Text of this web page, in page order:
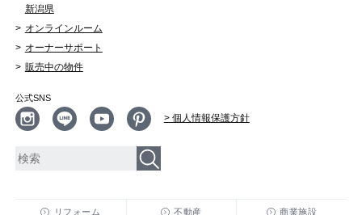
新潟県
オンラインルーム
オーナーサポート
販売中の物件
公式SNS
> 個人情報保護方針
リフォーム 不動産 商業施設